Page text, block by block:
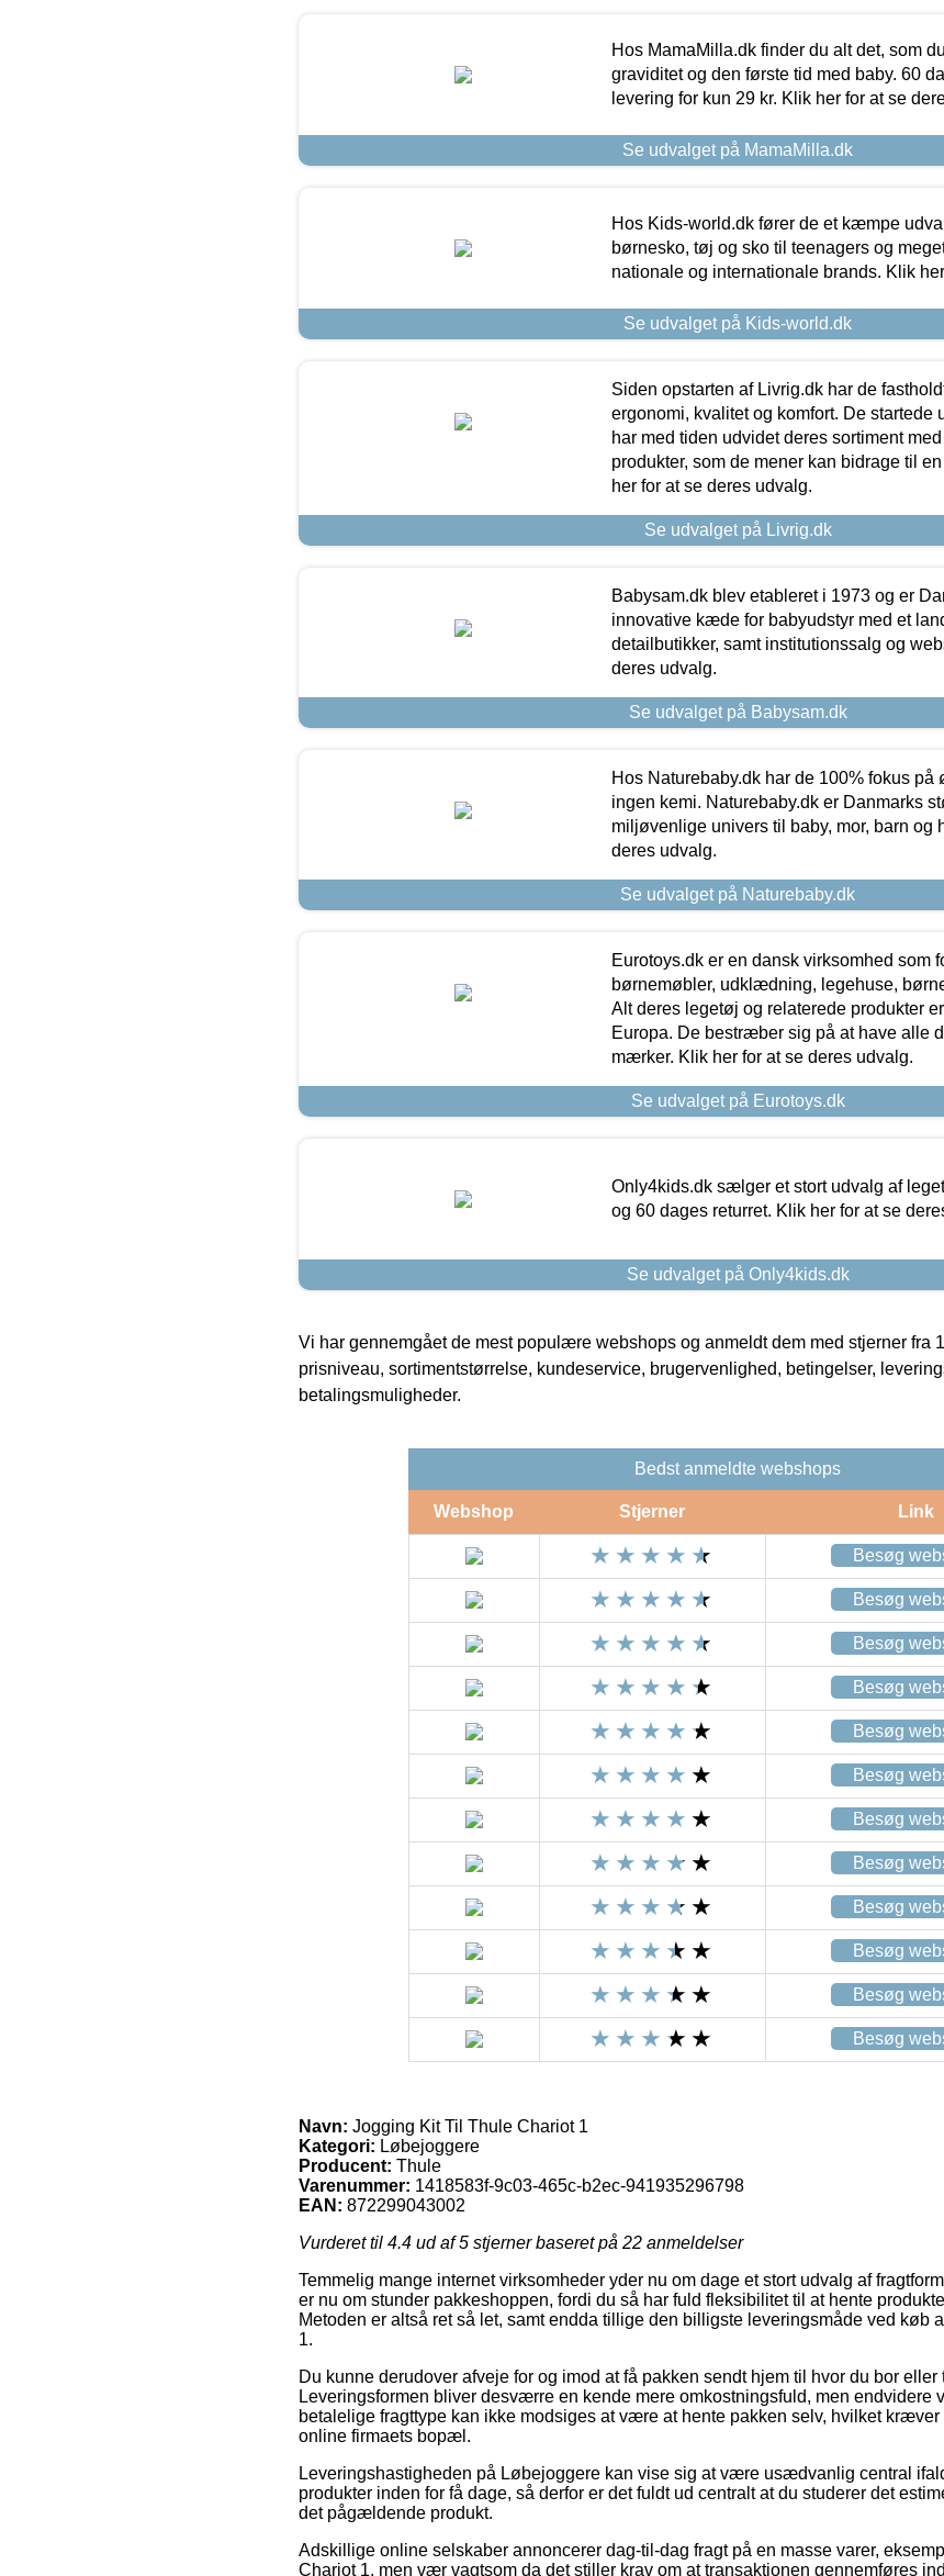
Hos MamaMilla.dk finder du alt det, som
graviditet og den første tid med baby. 60
levering for kun 29 kr. Klik her for at se
Se udvalget på MamaMilla.dk
Hos Kids-world.dk fører de et kæmpe
børnesko, tøj og sko til teenagers og
nationale og internationale brands. Klik
Se udvalget på Kids-world.dk
Siden opstarten af Livrig.dk har de
ergonomi, kvalitet og komfort. De
har med tiden udvidet deres sortiment
produkter, som de mener kan bidrage til
her for at se deres udvalg.
Se udvalget på Livrig.dk
Babysam.dk blev etableret i 1973 og er
innovative kæde for babyudstyr med et
detailbutikker, samt institutionssalg og
deres udvalg.
Se udvalget på Babysam.dk
Hos Naturebaby.dk har de 100% fokus
ingen kemi. Naturebaby.dk er Danmarks
miljøvenlige univers til baby, mor, barn og
deres udvalg.
Se udvalget på Naturebaby.dk
Eurotoys.dk er en dansk virksomhed som
børnemøbler, udklædning, legehuse,
Alt deres legetøj og relaterede produkter
Europa. De bestræber sig på at have alle
mærker. Klik her for at se deres udvalg.
Se udvalget på Eurotoys.dk
Only4kids.dk sælger et stort udvalg af
og 60 dages returret. Klik her for at se
Se udvalget på Only4kids.dk
Vi har gennemgået de mest populære webshops og anmeldt dem med stjerner fra
prisniveau, sortimentstørrelse, kundeservice, brugervenlighed, betingelser,
betalingsmuligheder.
Bedst anmeldte webshops
Webshop Stjerner Link
Besøg
Besøg
Besøg
Besøg
Besøg
Besøg
Besøg
Besøg
Besøg
Besøg
Besøg
Besøg
Navn: Jogging Kit Til Thule Chariot 1
Kategori: Løbejoggere
Producent: Thule
Varenummer: 1418583f-9c03-465c-b2ec-941935296798
EAN: 872299043002
Vurderet til 4.4 ud af 5 stjerner baseret på 22 anmeldelser
Temmelig mange internet virksomheder yder nu om dage et stort udvalg af
er nu om stunder pakkeshoppen, fordi du så har fuld fleksibilitet til at hente
Metoden er altså ret så let, samt endda tillige den billigste leveringsmåde ved køb
1.
Du kunne derudover afveje for og imod at få pakken sendt hjem til hvor du bor
Leveringsformen bliver desværre en kende mere omkostningsfuld, men
betalelige fragttype kan ikke modsiges at være at hente pakken selv, hvilket kræver
online firmaets bopæl.
Leveringshastigheden på Løbejoggere kan vise sig at være usædvanlig central
produkter inden for få dage, så derfor er det fuldt ud centralt at du studerer det
det pågældende produkt.
Adskillige online selskaber annoncerer dag-til-dag fragt på en masse varer,
Chariot 1, men vær vagtsom da det stiller krav om at transaktionen gennemføres